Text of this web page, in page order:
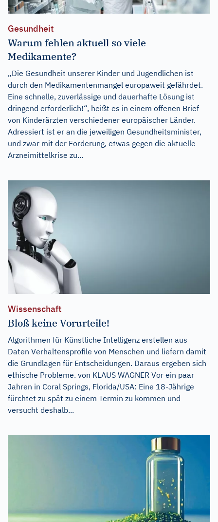
Gesundheit
Warum fehlen aktuell so viele
Medikamente?
„Die Gesundheit unserer Kinder und Jugendlichen ist
durch den Medikamentenmangel europaweit gefährdet.
Eine schnelle, zuverlässige und dauerhafte Lösung ist
dringend erforderlich!“, heißt es in einem offenen Brief
von Kinderärzten verschiedener europäischer Länder.
Adressiert ist er an die jeweiligen Gesundheitsminister,
und zwar mit der Forderung, etwas gegen die aktuelle
Arzneimittelkrise zu...
Wissenschaft
Bloß keine Vorurteile!
Algorithmen für Künstliche Intelligenz erstellen aus
Daten Verhaltensprofile von Menschen und liefern damit
die Grundlagen für Entscheidungen. Daraus ergeben sich
ethische Probleme. von KLAUS WAGNER Vor ein paar
Jahren in Coral Springs, Florida/USA: Eine 18-Jährige
fürchtet zu spät zu einem Termin zu kommen und
versucht deshalb...